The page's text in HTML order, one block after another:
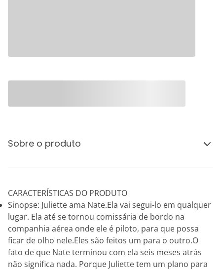
Sobre o produto
CARACTERÍSTICAS DO PRODUTO
Sinopse: Juliette ama Nate.Ela vai segui-lo em qualquer
lugar. Ela até se tornou comissária de bordo na
companhia aérea onde ele é piloto, para que possa
ficar de olho nele.Eles são feitos um para o outro.O
fato de que Nate terminou com ela seis meses atrás
não significa nada. Porque Juliette tem um plano para